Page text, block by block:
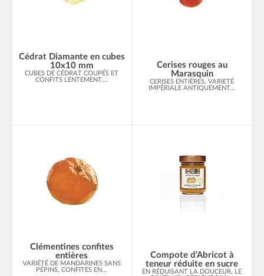
Cédrat Diamante en cubes
10x10 mm
CUBES DE CÉDRAT COUPÉS ET
CONFITS LENTEMENT....
Cerises rouges au
Marasquin
CERISES ENTIÈRES, VARIETÉ
IMPÉRIALE ANTIQUEMENT...
Clémentines confites
entières
VARIÉTÉ DE MANDARINES SANS
PÉPINS, CONFITES EN...
Compote d’Abricot à
teneur réduite en sucre
EN RÉDUISANT LA DOUCEUR, LE